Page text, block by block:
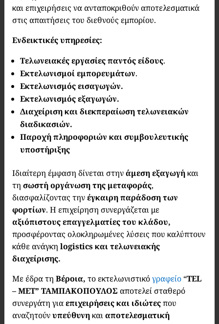
και επιχειρήσεις να ανταποκριθούν αποτελεσματικά
στις απαιτήσεις του διεθνούς εμπορίου.
Ενδεικτικές υπηρεσίες:
Τελωνειακές εργασίες παντός είδους.
Εκτελωνισμοί εμπορευμάτων.
Εκτελωνισμός εισαγωγών.
Εκτελωνισμός εξαγωγών.
Διαχείριση και διεκπεραίωση τελωνειακών
διαδικασιών.
Παροχή πληροφοριών και συμβουλευτικής
υποστήριξης
Ιδιαίτερη έμφαση δίνεται στηνάμεση εξαγωγήκαι
τη σωστή οργάνωση της μεταφοράς,
διασφαλίζοντας τηνέγκαιρη παράδοση των
φορτίων. Η επιχείρηση συνεργάζεται με
αξιόπιστους επαγγελματίες του κλάδου,
προσφέροντας ολοκληρωμένες λύσεις που καλύπτουν
κάθε ανάγκη logistics και τελωνειακής
διαχείρισης.
Με έδρα τη Βέροια, το εκτελωνιστικόγραφείο“TEL
– MET” ΤΑΜΠΑΚΟΠΟΥΛΟΣ αποτελεί σταθερό
συνεργάτη γιαεπιχειρήσεις και ιδιώτεςπου
αναζητούνυπεύθυνηκαιαποτελεσματική